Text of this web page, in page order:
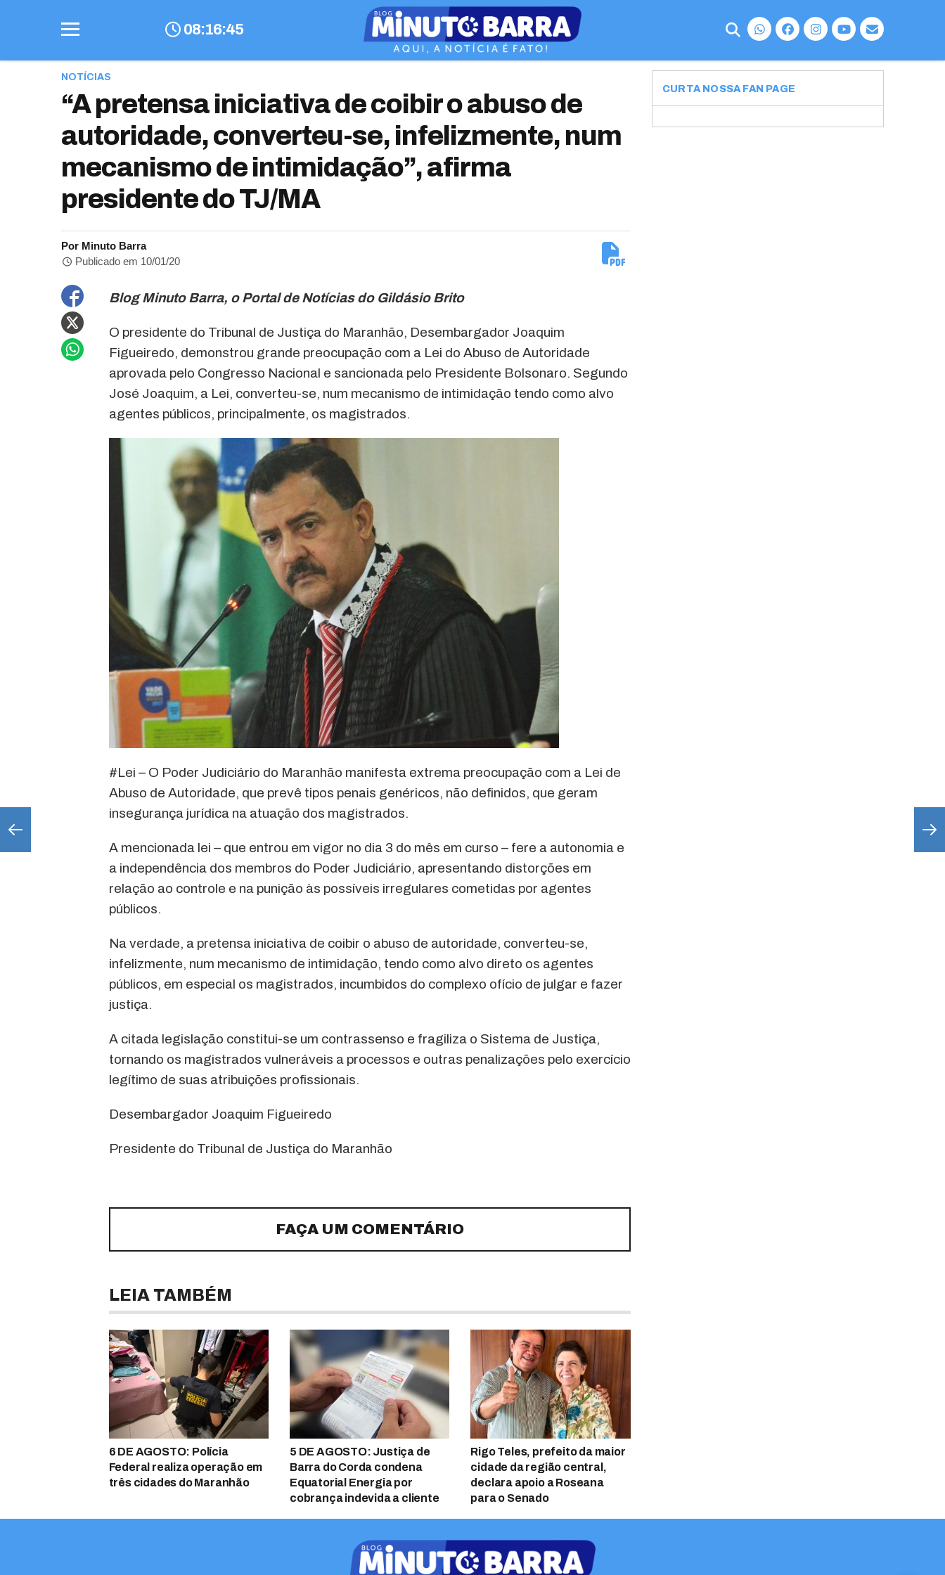
08:16:46
NOTÍCIAS
“A pretensa iniciativa de coibir o abuso de
autoridade, converteu-se, infelizmente, num
mecanismo de intimidação”, afirma
presidente do TJ/MA
Por Minuto Barra
Publicado em 10/01/20
Blog Minuto Barra, o Portal de Notícias do Gildásio Brito
O presidente do Tribunal de Justiça do Maranhão, Desembargador Joaquim
Figueiredo, demonstrou grande preocupação com a Lei do Abuso de Autoridade
aprovada pelo Congresso Nacional e sancionada pelo Presidente Bolsonaro. Segundo
José Joaquim, a Lei, converteu-se, num mecanismo de intimidação tendo como alvo
agentes públicos, principalmente, os magistrados.
#Lei – O Poder Judiciário do Maranhão manifesta extrema preocupação com a Lei de
Abuso de Autoridade, que prevê tipos penais genéricos, não definidos, que geram
insegurança jurídica na atuação dos magistrados.
A mencionada lei – que entrou em vigor no dia 3 do mês em curso – fere a autonomia e
a independência dos membros do Poder Judiciário, apresentando distorções em
relação ao controle e na punição às possíveis irregulares cometidas por agentes
públicos.
Na verdade, a pretensa iniciativa de coibir o abuso de autoridade, converteu-se,
infelizmente, num mecanismo de intimidação, tendo como alvo direto os agentes
públicos, em especial os magistrados, incumbidos do complexo ofício de julgar e fazer
justiça.
A citada legislação constitui-se um contrassenso e fragiliza o Sistema de Justiça,
tornando os magistrados vulneráveis a processos e outras penalizações pelo exercício
legítimo de suas atribuições profissionais.
Desembargador Joaquim Figueiredo
Presidente do Tribunal de Justiça do Maranhão
FAÇA UM COMENTÁRIO
LEIA TAMBÉM
6 DE AGOSTO: Polícia
Federal realiza operação em
três cidades do Maranhão
5 DE AGOSTO: Justiça de
Barra do Corda condena
Equatorial Energia por
cobrança indevida a cliente
Rigo Teles, prefeito da maior
cidade da região central,
declara apoio a Roseana
para o Senado
CURTA NOSSA FAN PAGE